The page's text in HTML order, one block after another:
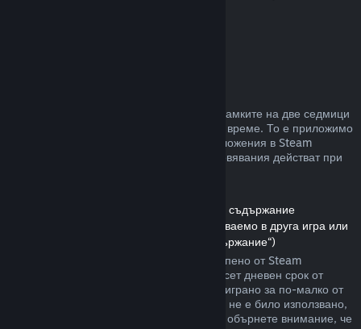
Steam възстановяването се предлага в рамките на две седмици
от покупката и при под два часа игрално време. То е приложимо
както за игри, така и при софтуерни приложения в Steam
магазина. Ето обзор за това как възстановявания действат при
Възстановявания на сумата за сваляемо съдържание
(Съдържание от Steam магазина, използваемо в друга игра или
софтуерно приложение, „Сваляемо съдържание“)
Сумата за сваляемото съдържание, закупено от Steam
магазина, се възстановява в четиринадесет дневен срок от
покупката, и ако съответното заглавие е играно за по-малко от
два часа, след транзакцията. Стига то да не е било използвано,
модифицирано или прехвърлено. Моля, обърнете внимание, че